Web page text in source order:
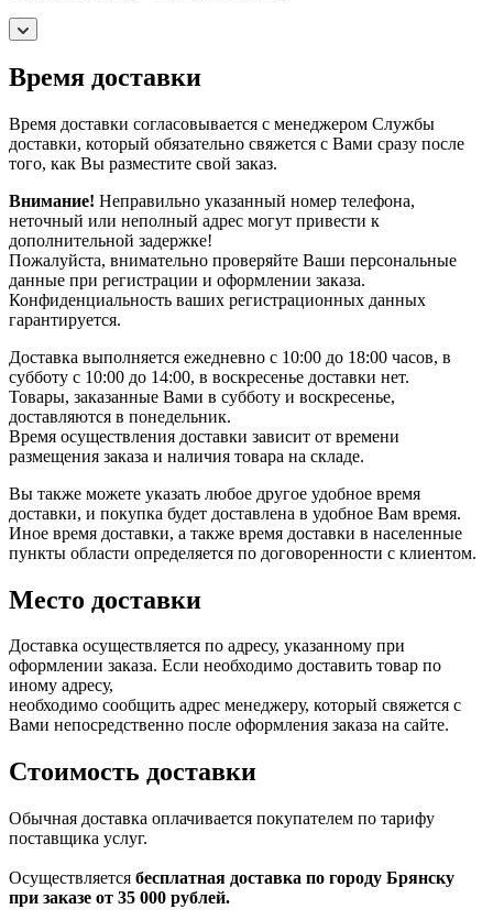
Время доставки
Время доставки согласовывается с менеджером Службы
доставки, который обязательно свяжется с Вами сразу после
того, как Вы разместите свой заказ.
Внимание! Неправильно указанный номер телефона,
неточный или неполный адрес могут привести к
дополнительной задержке!
Пожалуйста, внимательно проверяйте Ваши персональные
данные при регистрации и оформлении заказа.
Конфиденциальность ваших регистрационных данных
гарантируется.
Доставка выполняется ежедневно с 10:00 до 18:00 часов, в
субботу с 10:00 до 14:00, в воскресенье доставки нет.
Товары, заказанные Вами в субботу и воскресенье,
доставляются в понедельник.
Время осуществления доставки зависит от времени
размещения заказа и наличия товара на складе.
Вы также можете указать любое другое удобное время
доставки, и покупка будет доставлена в удобное Вам время.
Иное время доставки, а также время доставки в населенные
пункты области определяется по договоренности с клиентом.
Место доставки
Доставка осуществляется по адресу, указанному при
оформлении заказа. Если необходимо доставить товар по
иному адресу,
необходимо сообщить адрес менеджеру, который свяжется с
Вами непосредственно после оформления заказа на сайте.
Стоимость доставки
Обычная доставка оплачивается покупателем по тарифу
поставщика услуг.
Осуществляется бесплатная доставка по городу Брянску
при заказе от 35 000 рублей.